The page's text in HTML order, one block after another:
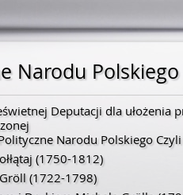
Narodu
Deputacji dla
Narodu Polskiego
(1750-1812)
(1722-1798)